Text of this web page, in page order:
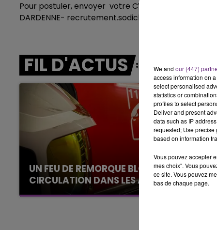
15h00 - 19h00
Pour postuler, envoyer votre CV et une lettre de
DARDENNE- recrutement.sodichamp@scapest.fr
FIL D'ACTUS
UN FEU DE REMORQUE BLOQUE LA
CIRCULATION DANS LES ARDENNES
Un feu de remorque s'est déclaré ce mercredi
We and our (447)
access information on
select personalised
statistics or
profiles to select
Deliver and present
data such as IP
requested; Use precise
based on information
Vous pouvez accepter
mes choix". Vous
ce site. Vous pouvez
bas de chaque page.